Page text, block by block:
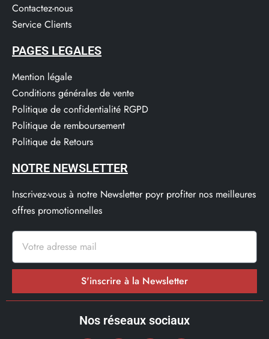
Contactez-nous
Service Clients​
PAGES LEGALES
Mention légale
Conditions générales de vente
Politique de confidentialité RGPD
Politique de remboursement
Politique de Retours
NOTRE NEWSLETTER
Inscrivez-vous à notre Newsletter poyr profiter nos meilleures
offres promotionnelles
S'inscrire à la Newsletter
Nos réseaux sociaux